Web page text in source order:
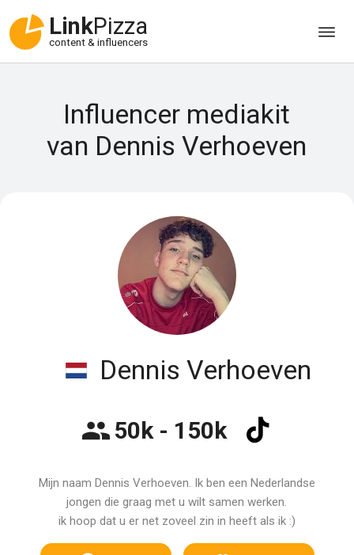
LinkPizza
content & influencers
Influencer mediakit
van Dennis Verhoeven
Dennis Verhoeven
50k - 150k
Mijn naam Dennis Verhoeven. Ik ben een Nederlandse
jongen die graag met u wilt samen werken.
ik hoop dat u er net zoveel zin in heeft als ik :)